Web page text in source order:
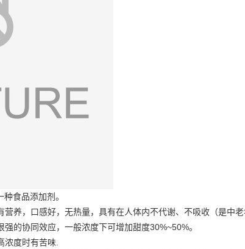
食品添加剂。
养，口感好，无热量，具有在人体内不代谢、不吸收（是中
的协同效应，一般浓度下可增加甜度30%~50%。
浓度时有苦味.